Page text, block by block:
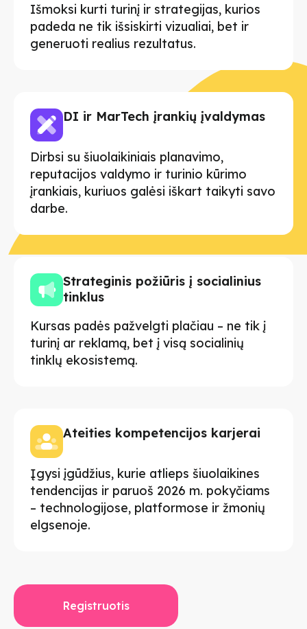
Išmoksi kurti turinį ir strategijas, kurios
padeda ne tik išsiskirti vizualiai, bet ir
generuoti realius rezultatus.
DI ir MarTech įrankių įvaldymas
Dirbsi su šiuolaikiniais planavimo,
reputacijos valdymo ir turinio kūrimo
įrankiais, kuriuos galėsi iškart taikyti savo
darbe.
Strateginis požiūris į socialinius
tinklus
Kursas padės pažvelgti plačiau – ne tik į
turinį ar reklamą, bet į visą socialinių
tinklų ekosistemą.
Ateities kompetencijos karjerai
Įgysi įgūdžius, kurie atlieps šiuolaikines
tendencijas ir paruoš 2026 m. pokyčiams
– technologijose, platformose ir žmonių
elgsenoje.
Registruotis